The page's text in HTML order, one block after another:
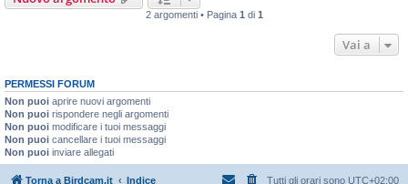
2 argomenti • Pagina 1 di 1
Vai a
PERMESSI FORUM
Non puoi aprire nuovi argomenti
Non puoi rispondere negli argomenti
Non puoi modificare i tuoi messaggi
Non puoi cancellare i tuoi messaggi
Non puoi inviare allegati
Torna a Birdcam.it Indice Tutti gli orari sono UTC+02:00